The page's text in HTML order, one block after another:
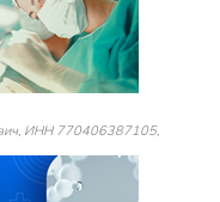
ИНН 770406387105,